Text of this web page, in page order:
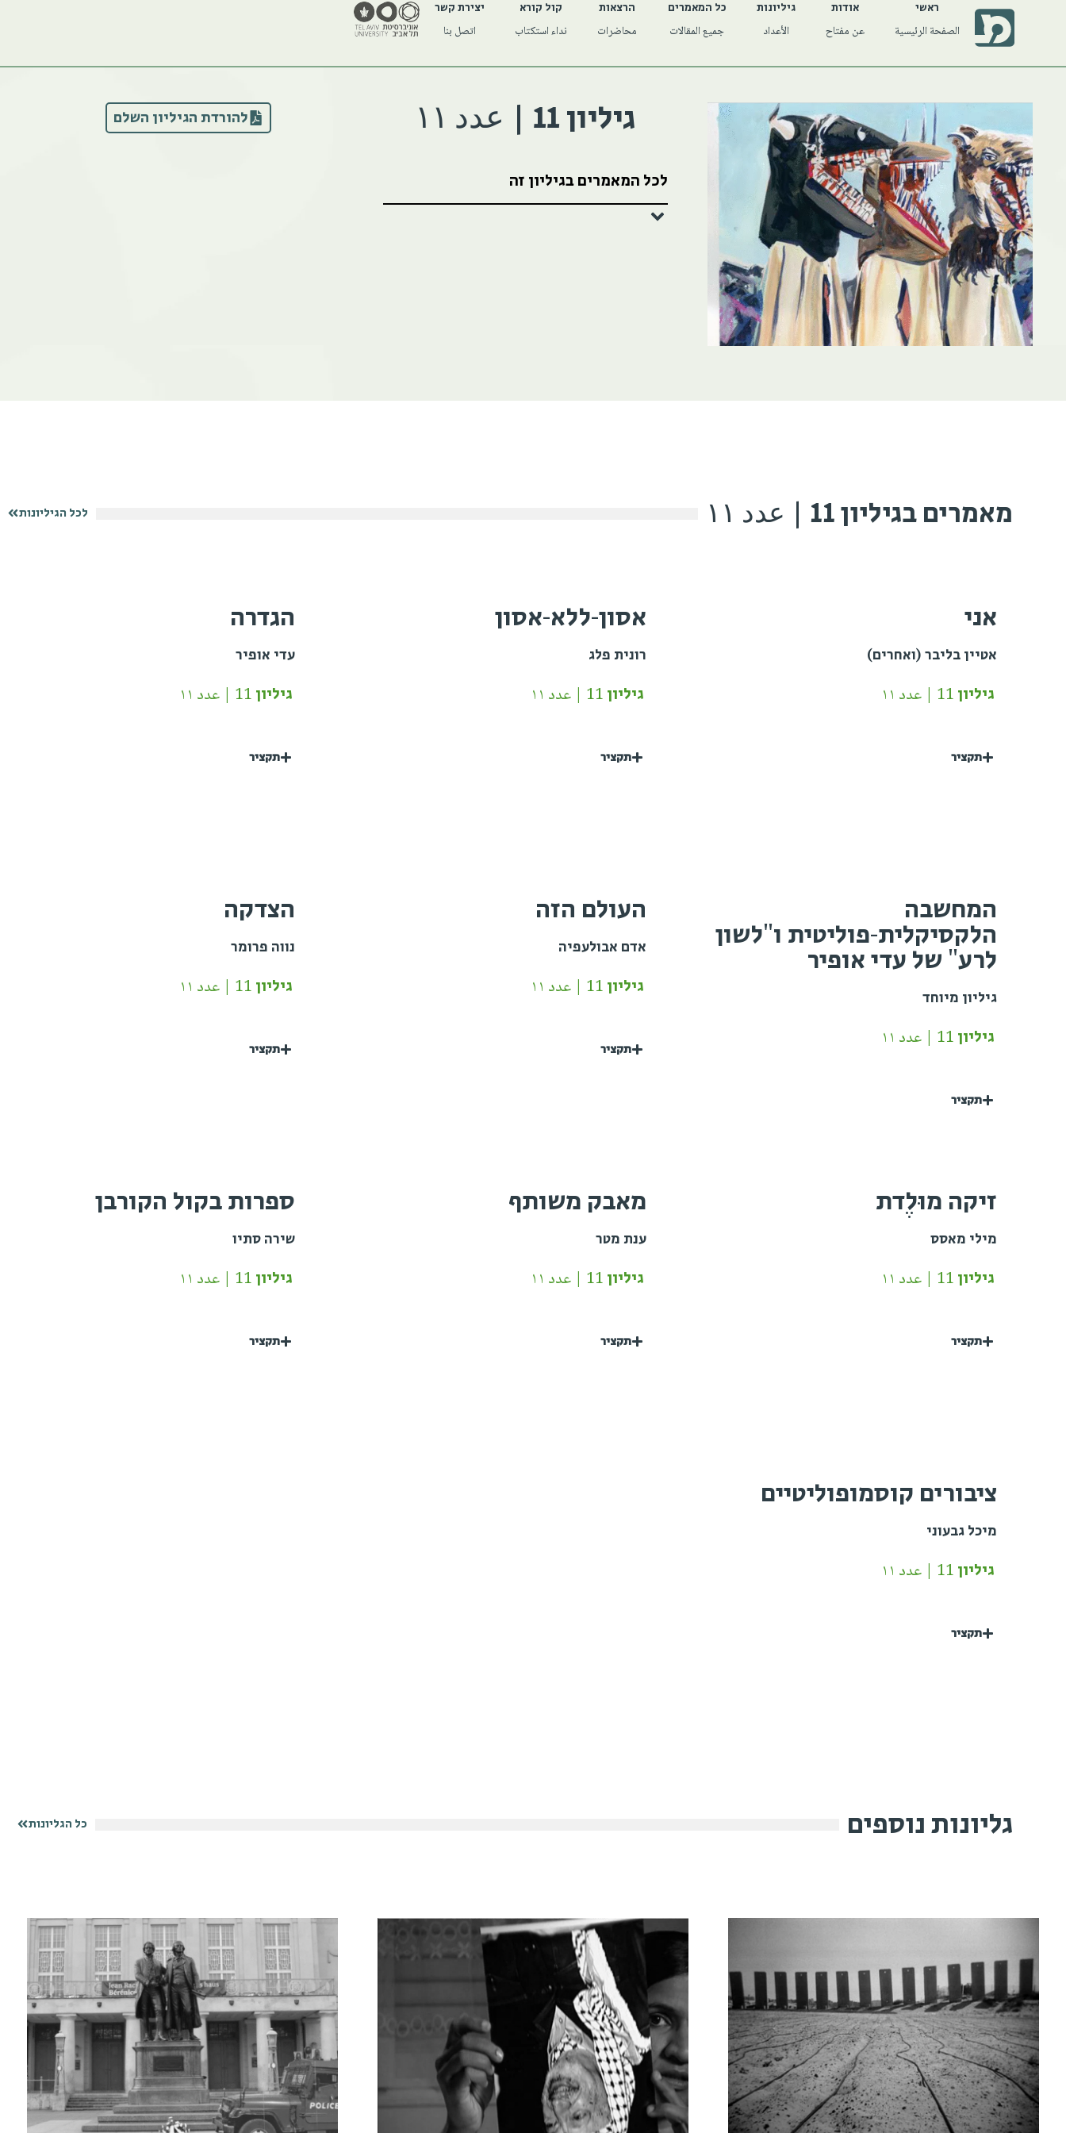
ראשי
الصفحة الرئيسية
אודות
عن مفتاح
גיליונות
الأعداد
כל המאמרים
جميع المقالات
הרצאות
محاضرات
קול קורא
نداء استكتاب
יצירת קשר
اتصل بنا
גיליון 11 | عدد ١١
לכל המאמרים בגיליון זה
להורדת הגיליון השלם
מאמרים בגיליון 11 | عدد ١١ לכל הגיליונות
אני
אטיין בליבר (ואחרים)
גיליון 11 | عدد ١١
תקציר
אסון-ללא-אסון
רונית פלג
גיליון 11 | عدد ١١
תקציר
הגדרה
עדי אופיר
גיליון 11 | عدد ١١
תקציר
המחשבה
הלקסיקלית-פוליטית ו"לשון
לרע" של עדי אופיר
גיליון מיוחד
גיליון 11 | عدد ١١
תקציר
העולם הזה
אדם אבולעפיה
גיליון 11 | عدد ١١
תקציר
הצדקה
נווה פרומר
גיליון 11 | عدد ١١
תקציר
זיקה מוּלֶדת
מילי מאסס
גיליון 11 | عدد ١١
תקציר
מאבק משותף
ענת מטר
גיליון 11 | عدد ١١
תקציר
ספרות בקול הקורבן
שירה סתיו
גיליון 11 | عدد ١١
תקציר
ציבורים קוסמופוליטיים
מיכל גבעוני
גיליון 11 | عدد ١١
תקציר
גליונות נוספים כל הגליונות